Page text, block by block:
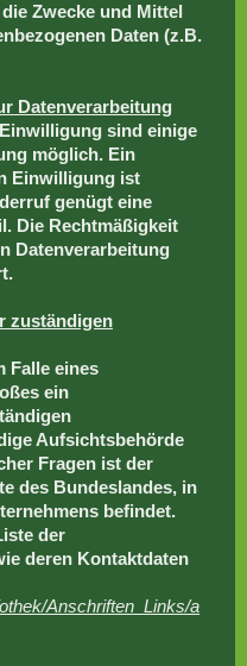
Zwecke und Mittel
Daten (z.B.
Datenverarbeitung
sind einige
möglich. Ein
Einwilligung ist
genügt eine
Die Rechtmäßigkeit
Datenverarbeitung
zuständigen
Falle eines
ein
Aufsichtsbehörde
Fragen ist der
des Bundeslandes, in
befindet.
der
deren Kontaktdaten
Anschriften_Links/a